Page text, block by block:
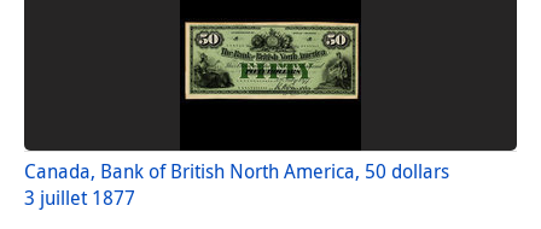
Canada, Bank of British North America, 50 dollars
3 juillet 1877